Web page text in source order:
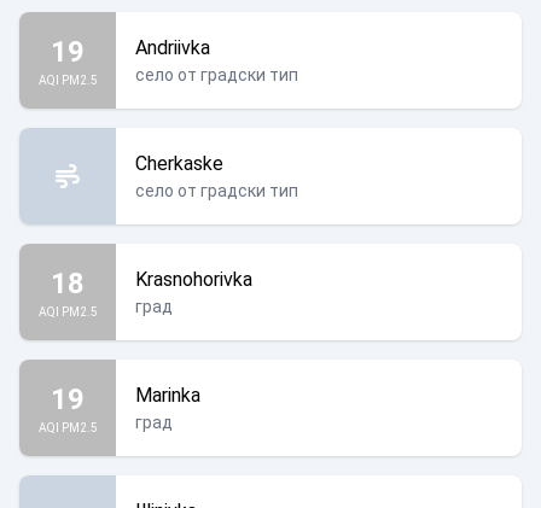
19
AQI PM2.5
Andriivka
село от градски тип
Cherkaske
село от градски тип
18
AQI PM2.5
Krasnohorivka
град
19
AQI PM2.5
Marinka
град